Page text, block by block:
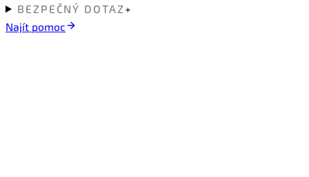
BEZPEČNÝ DOTAZ +
Najít pomoc